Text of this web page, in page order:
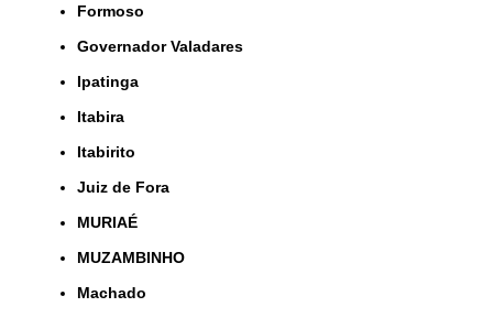
Formoso
Governador Valadares
Ipatinga
Itabira
Itabirito
Juiz de Fora
MURIAÉ
MUZAMBINHO
Machado